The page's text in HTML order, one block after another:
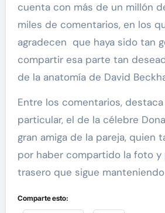
cuenta con más de un millón
miles de comentarios, en los
agradecen que haya sido tan
compartir esa parte tan
de la anatomía de David
Entre los comentarios,
particular, el de la célebre
gran amiga de la pareja, quien
por haber compartido la foto y
trasero que sigue
Comparte esto: